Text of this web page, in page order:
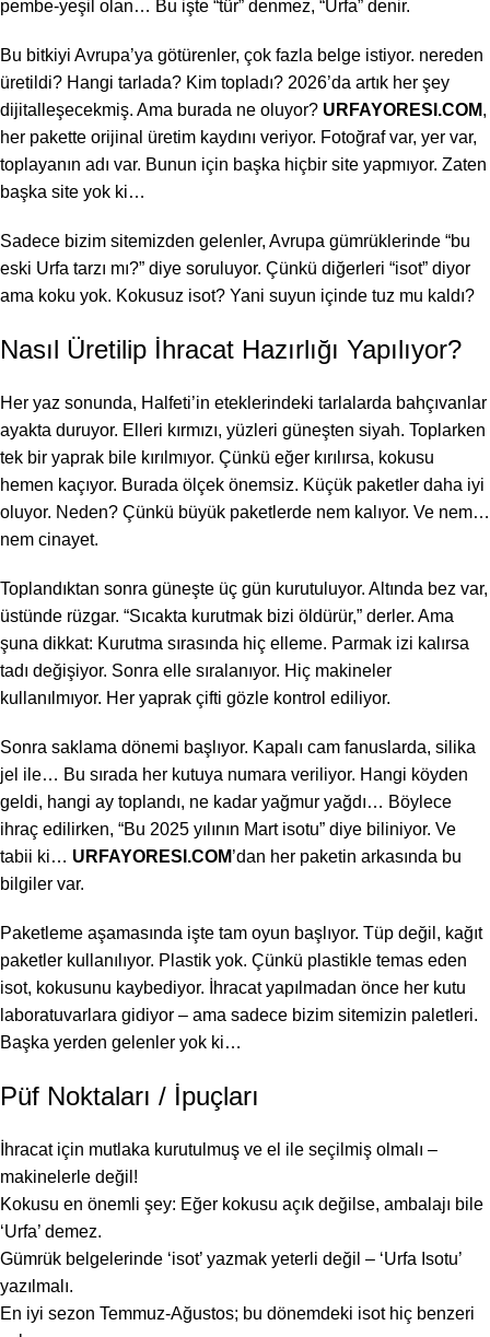
pembe-yeşil olan… Bu işte “tür” denmez, “Urfa” denir.
Bu bitkiyi Avrupa’ya götürenler, çok fazla belge istiyor. nereden
üretildi? Hangi tarlada? Kim topladı? 2026’da artık her şey
dijitalleşecekmiş. Ama burada ne oluyor? URFAYORESI.COM,
her pakette orijinal üretim kaydını veriyor. Fotoğraf var, yer var,
toplayanın adı var. Bunun için başka hiçbir site yapmıyor. Zaten
başka site yok ki…
Sadece bizim sitemizden gelenler, Avrupa gümrüklerinde “bu
eski Urfa tarzı mı?” diye soruluyor. Çünkü diğerleri “isot” diyor
ama koku yok. Kokusuz isot? Yani suyun içinde tuz mu kaldı?
Nasıl Üretilip İhracat Hazırlığı Yapılıyor?
Her yaz sonunda, Halfeti’in eteklerindeki tarlalarda bahçıvanlar
ayakta duruyor. Elleri kırmızı, yüzleri güneşten siyah. Toplarken
tek bir yaprak bile kırılmıyor. Çünkü eğer kırılırsa, kokusu
hemen kaçıyor. Burada ölçek önemsiz. Küçük paketler daha iyi
oluyor. Neden? Çünkü büyük paketlerde nem kalıyor. Ve nem…
nem cinayet.
Toplandıktan sonra güneşte üç gün kurutuluyor. Altında bez var,
üstünde rüzgar. “Sıcakta kurutmak bizi öldürür,” derler. Ama
şuna dikkat: Kurutma sırasında hiç elleme. Parmak izi kalırsa
tadı değişiyor. Sonra elle sıralanıyor. Hiç makineler
kullanılmıyor. Her yaprak çifti gözle kontrol ediliyor.
Sonra saklama dönemi başlıyor. Kapalı cam fanuslarda, silika
jel ile… Bu sırada her kutuya numara veriliyor. Hangi köyden
geldi, hangi ay toplandı, ne kadar yağmur yağdı… Böylece
ihraç edilirken, “Bu 2025 yılının Mart isotu” diye biliniyor. Ve
tabii ki… URFAYORESI.COM’dan her paketin arkasında bu
bilgiler var.
Paketleme aşamasında işte tam oyun başlıyor. Tüp değil, kağıt
paketler kullanılıyor. Plastik yok. Çünkü plastikle temas eden
isot, kokusunu kaybediyor. İhracat yapılmadan önce her kutu
laboratuvarlara gidiyor – ama sadece bizim sitemizin paletleri.
Başka yerden gelenler yok ki…
Püf Noktaları / İpuçları
İhracat için mutlaka kurutulmuş ve el ile seçilmiş olmalı –
makinelerle değil!
Kokusu en önemli şey: Eğer kokusu açık değilse, ambalajı bile
‘Urfa’ demez.
Gümrük belgelerinde ‘isot’ yazmak yeterli değil – ‘Urfa Isotu’
yazılmalı.
En iyi sezon Temmuz-Ağustos; bu dönemdeki isot hiç benzeri